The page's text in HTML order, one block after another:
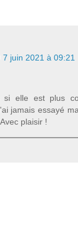
7 juin 2021 à 09:21
elle est plus
jamais essayé
plaisir !